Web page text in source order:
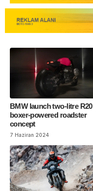
BMW launch two-litre R20
boxer-powered roadster
concept
7 Haziran 2024